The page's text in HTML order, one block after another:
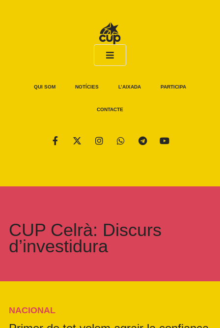
QUI SOM NOTÍCIES L’AIXADA PARTICIPA
CONTACTE
CUP Celrà: Discurs
d’investidura
NACIONAL